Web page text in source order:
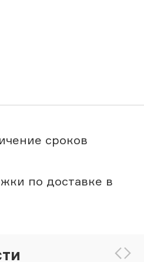
сроков
по доставке в